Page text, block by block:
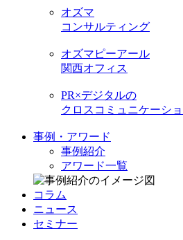
オズマ
コンサルティング
オズマピーアール
関西オフィス
PR×デジタルの
クロスコミュニケーシ
事例・アワード
事例紹介
アワード一覧
コラム
ニュース
セミナー